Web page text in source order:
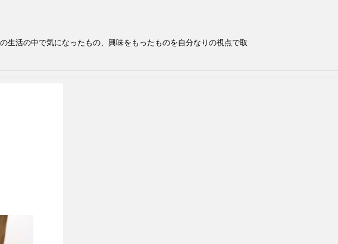
生活の中で気になったもの、興味をもったものを自分なりの視点で取